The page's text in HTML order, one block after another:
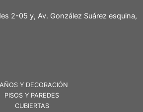
2-05 y, Av. González Suárez esquina,
Y DECORACIÓN
PISOS Y PAREDES
CUBIERTAS